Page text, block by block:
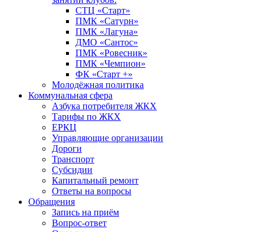
СТЦ «Старт»
ПМК «Сатурн»
ПМК «Лагуна»
ДМО «Сантос»
ПМК «Ровесник»
ПМК «Чемпион»
ФК «Старт +»
Молодёжная политика
Коммунальная сфера
Азбука потребителя ЖКХ
Тарифы по ЖКХ
ЕРКЦ
Управляющие организации
Дороги
Транспорт
Субсидии
Капитальный ремонт
Ответы на вопросы
Обращения
Запись на приём
Вопрос-ответ